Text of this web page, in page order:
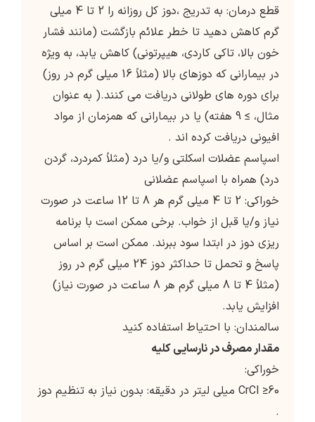
قطع درمان: به تدریج ،دوز کل روزانه را 2 تا 4 میلی
گرم کاهش دهید تا خطر علائم بازگشت (مانند فشار
خون بالا، تاکی کاردی، هیپرتونی) کاهش یابد، به ویژه
در بیمارانی که دوزهای بالا (مثلاً 16 میلی گرم در روز)
برای دوره های طولانی دریافت می کنند.( به عنوان
مثال، ≥ 9 هفته) یا در بیمارانی که همزمان از مواد
افیونی دریافت کرده اند .
اسپاسم عضلات اسکلتی و/یا درد (مثلاً کمردرد، گردن
درد) همراه با اسپاسم عضلانی
خوراکی: 2 تا 4 میلی گرم هر 8 تا 12 ساعت در صورت
نیاز و/یا قبل از خواب. برخی ممکن است با برنامه
ریزی دوز در ابتدا سود ببرند. ممکن است بر اساس
پاسخ و تحمل تا حداکثر دوز 24 میلی گرم در روز
(مثلاً 4 تا 8 میلی گرم هر 8 ساعت در صورت نیاز)
افزایش یابد.
سالمندان: با احتیاط استفاده کنید
مقدار مصرف در نارسایی کلیه
خوراکی:
CrCl ≥60 میلی لیتر در دقیقه: بدون نیاز به تنظیم دوز
.